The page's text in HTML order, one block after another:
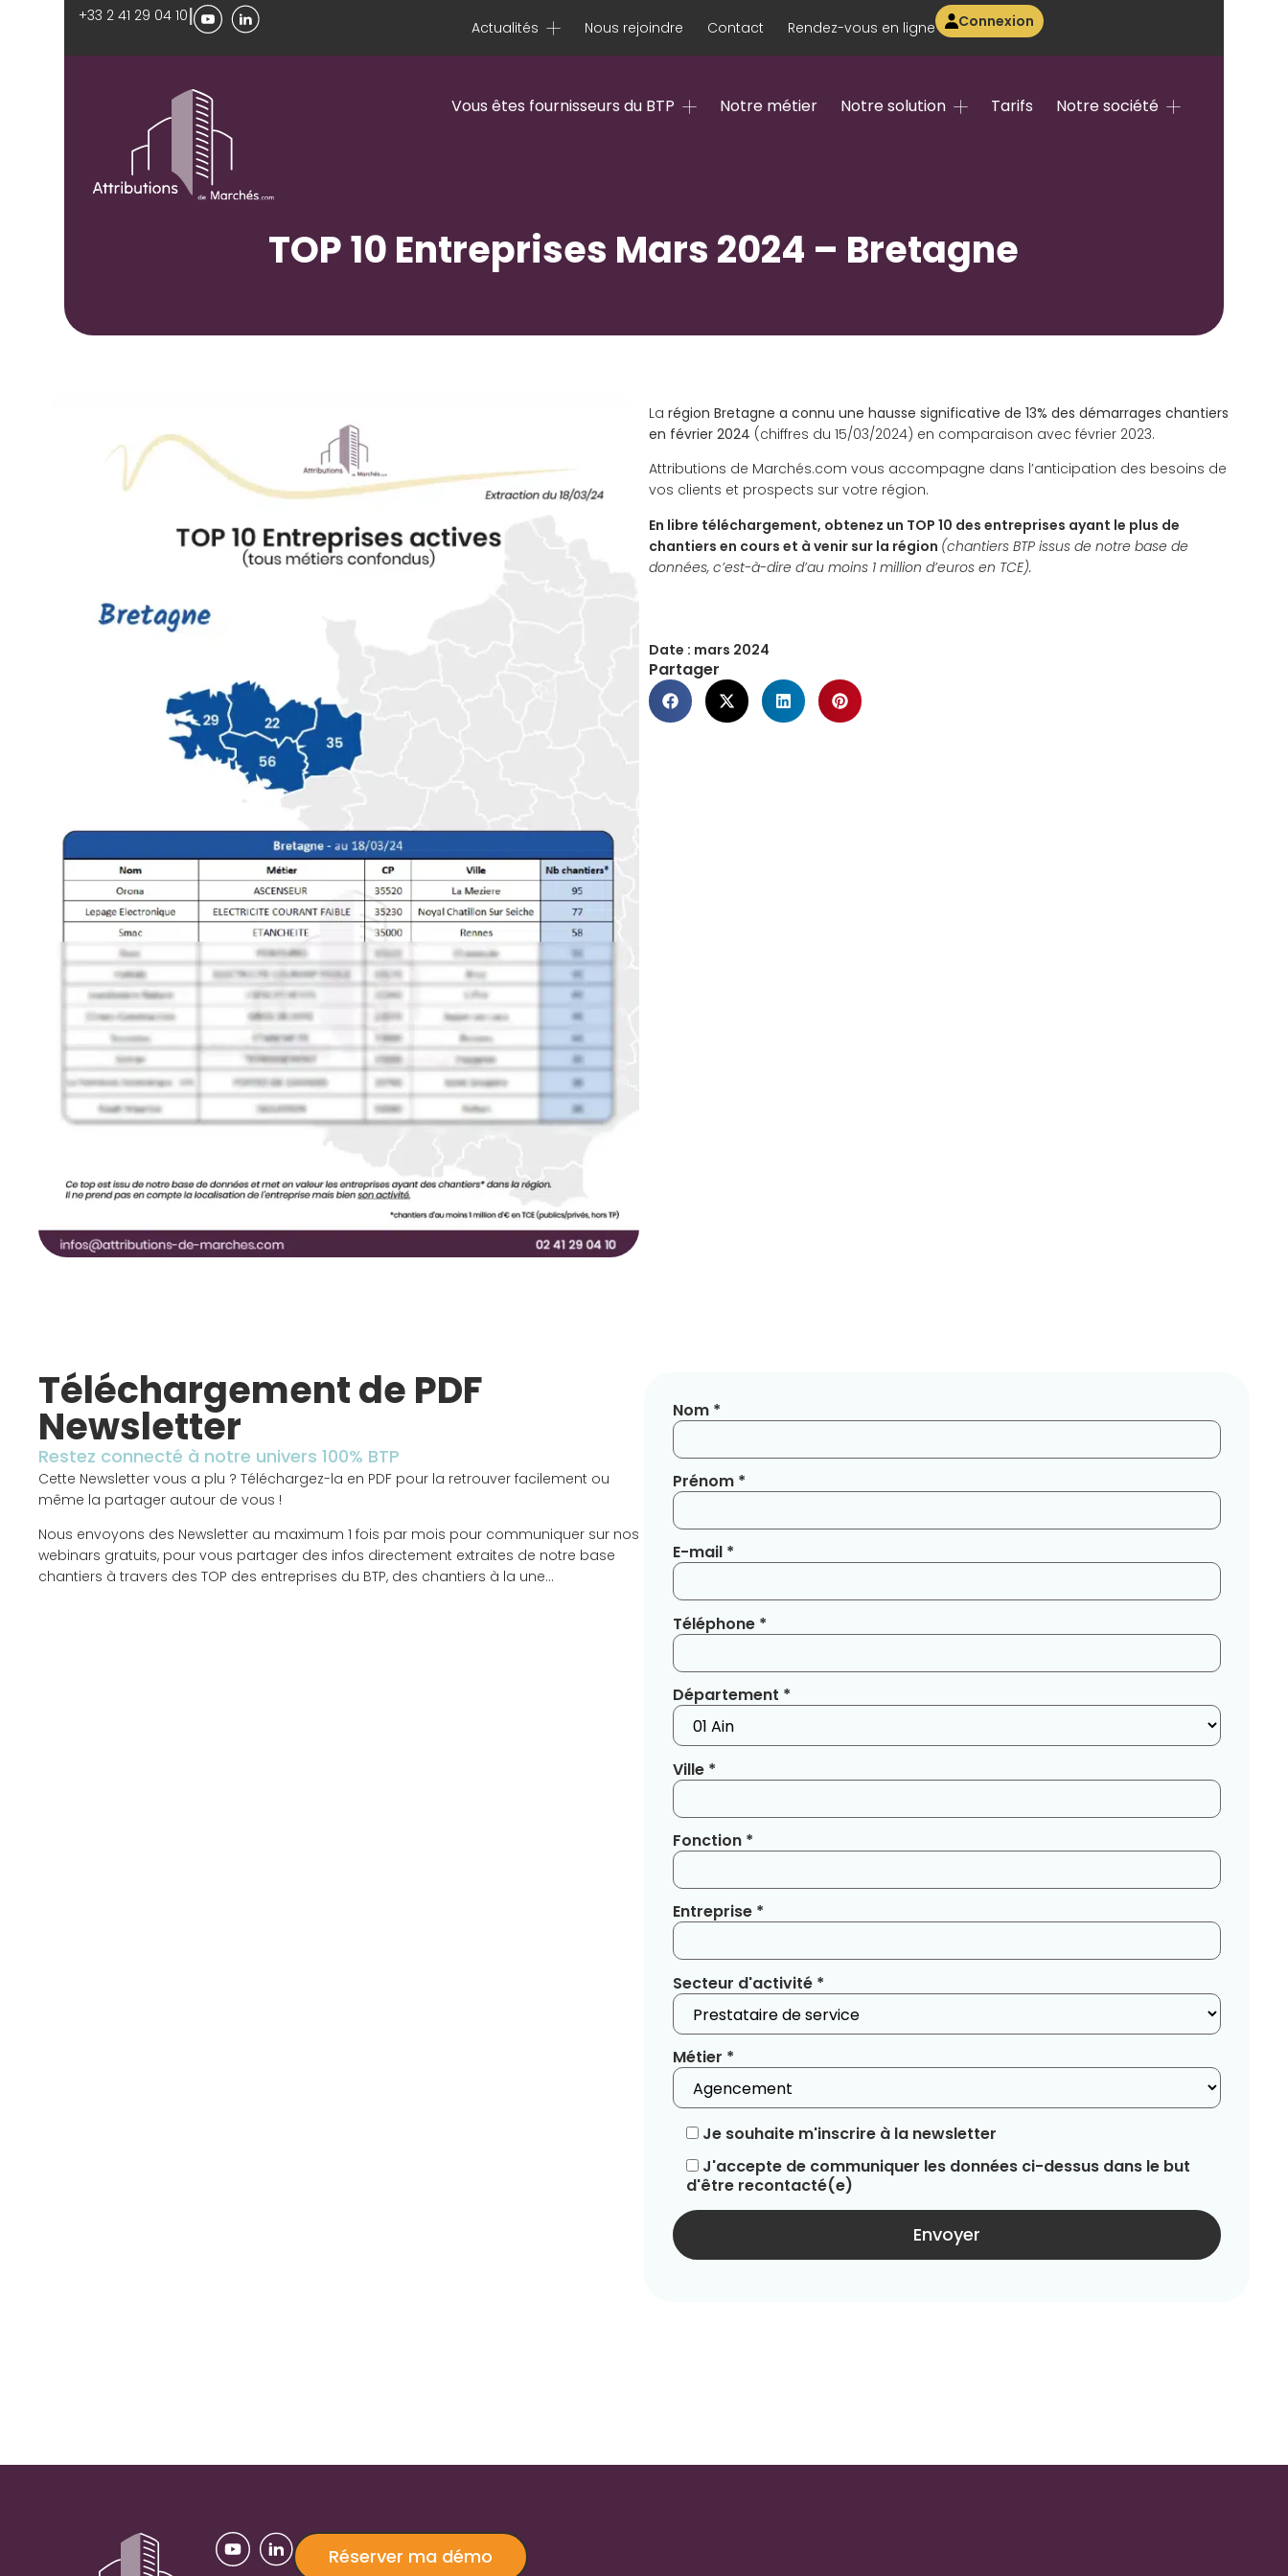
+33 2 41 29 04 10| Actualités Nous rejoindre Contact Rendez-vous en ligne Connexion
Vous êtes fournisseurs du BTP Notre métier Notre solution Tarifs Notre société
TOP 10 Entreprises Mars 2024 – Bretagne
La région Bretagne a connu une hausse significative de 13% des démarrages chantiers
en février 2024 (chiffres du 15/03/2024) en comparaison avec février 2023.
Attributions de Marchés.com vous accompagne dans l’anticipation des besoins de
vos clients et prospects sur votre région.
En libre téléchargement, obtenez un TOP 10 des entreprises ayant le plus de
chantiers en cours et à venir sur la région (chantiers BTP issus de notre base de
données, c’est-à-dire d’au moins 1 million d’euros en TCE).
Date : mars 2024
Partager
Téléchargement de PDF
Newsletter
Restez connecté à notre univers 100% BTP
Cette Newsletter vous a plu ? Téléchargez-la en PDF pour la retrouver facilement ou
même la partager autour de vous !
Nous envoyons des Newsletter au maximum 1 fois par mois pour communiquer sur nos
webinars gratuits, pour vous partager des infos directement extraites de notre base
chantiers à travers des TOP des entreprises du BTP, des chantiers à la une…
Nom *
Prénom *
E-mail *
Téléphone *
Département *
Ville *
Fonction *
Entreprise *
Secteur d'activité *
Métier *
Je souhaite m'inscrire à la newsletter
J'accepte de communiquer les données ci-dessus dans le but
d'être recontacté(e)
Réserver ma démo